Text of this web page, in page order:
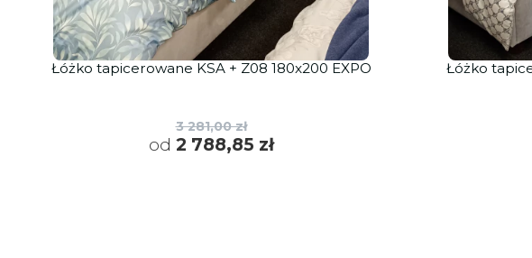
Łóżko tapicerowane KSA + Z08 180x200 EXPO
3 281,00 zł
od 2 788,85 zł
Łóżko